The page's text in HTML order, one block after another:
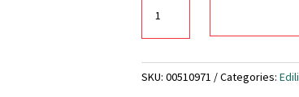
fissaggio
per
senza
SKU: 00510971 Categories: